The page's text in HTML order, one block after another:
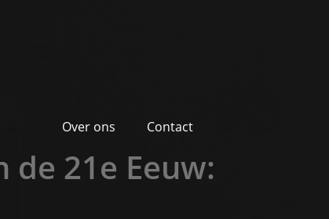
Over ons Contact
de 21e Eeuw: